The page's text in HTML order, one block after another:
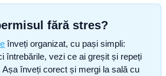
fără stres?
înveți organizat, cu pași simpli:
întrebările, vezi ce ai greșit și repeți
înveți corect și mergi la sală cu